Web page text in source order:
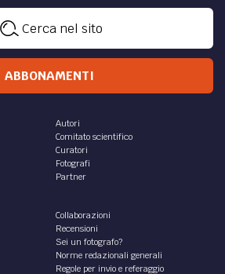
Cerca nel sito
ABBONAMENTI
Autori
Comitato scientifico
Curatori
Fotografi
Partner
Collaborazioni
Recensioni
Sei un fotografo?
Norme redazionali generali
Regole per invio e referaggio